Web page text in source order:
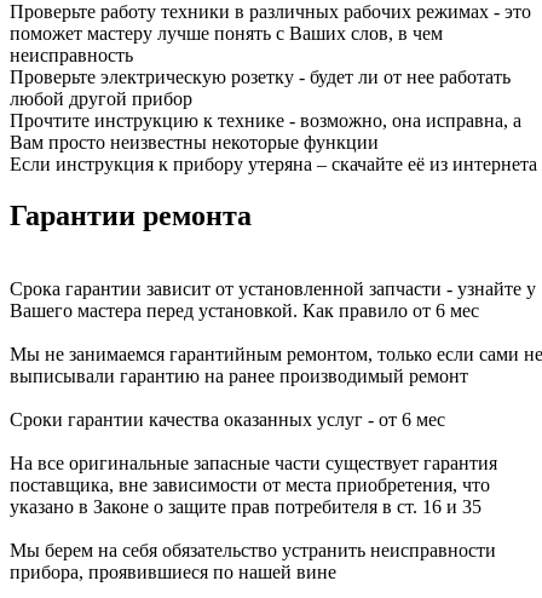
Проверьте работу техники в различных рабочих режимах - это
поможет мастеру лучше понять с Ваших слов, в чем
неисправность
Проверьте электрическую розетку - будет ли от нее работать
любой другой прибор
Прочтите инструкцию к технике - возможно, она исправна, а
Вам просто неизвестны некоторые функции
Если инструкция к прибору утеряна – скачайте её из интернета
Гарантии ремонта
Срока гарантии зависит от установленной запчасти - узнайте у
Вашего мастера перед установкой. Как правило от 6 мес
Мы не занимаемся гарантийным ремонтом, только если сами не
выписывали гарантию на ранее производимый ремонт
Сроки гарантии качества оказанных услуг - от 6 мес
На все оригинальные запасные части существует гарантия
поставщика, вне зависимости от места приобретения, что
указано в Законе о защите прав потребителя в ст. 16 и 35
Мы берем на себя обязательство устранить неисправности
прибора, проявившиеся по нашей вине